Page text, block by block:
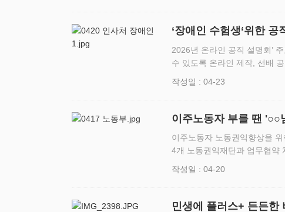
‘장애인 수험생‘위한 공
2026년 온라인 공직 설명회’
수 있도록 온라인 제작, 선배 공무원 합격 비
용공단(…
작성일 : 04-23
이주노동자 부를 땐
이주노동자 노동권익향상을
4개 노동권익재단과 업무협
일재단 등 4개 노…
작성일 : 04-20
민생에 플러스+ 든든한